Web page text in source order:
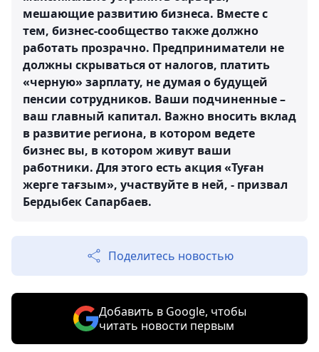
мешающие развитию бизнеса. Вместе с
тем, бизнес-сообщество также должно
работать прозрачно. Предприниматели не
должны скрываться от налогов, платить
«черную» зарплату, не думая о будущей
пенсии сотрудников. Ваши подчиненные –
ваш главный капитал. Важно вносить вклад
в развитие региона, в котором ведете
бизнес вы, в котором живут ваши
работники. Для этого есть акция «Туған
жерге тағзым», участвуйте в ней, - призвал
Бердыбек Сапарбаев.
Поделитесь новостью
Добавить в Google, чтобы
читать новости первым